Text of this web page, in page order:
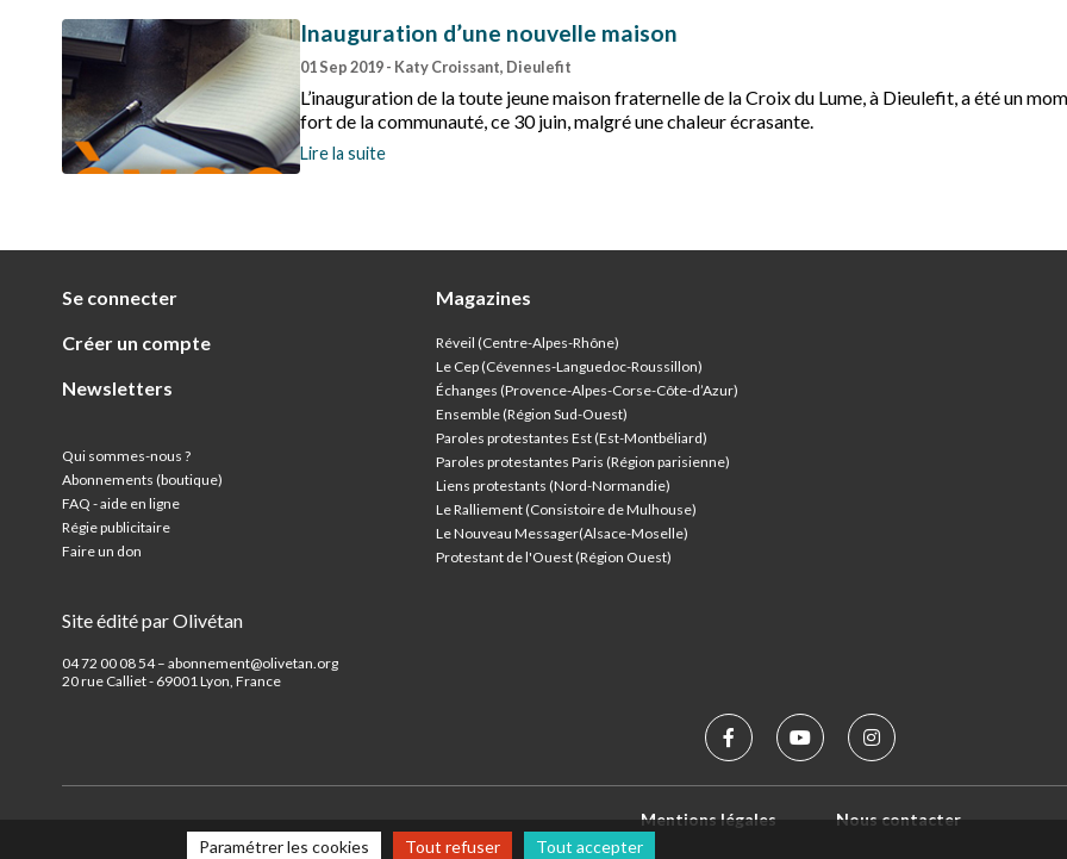
Inauguration d’une nouvelle maison
01 Sep 2019- Katy Croissant, Dieulefit
L’inauguration de la toute jeune maison fraternelle de la Croix du Lume, à Dieulefit, a été un
fort de la communauté, ce 30 juin, malgré une chaleur écrasante.
Lire la suite
Se connecter
Créer un compte
Newsletters
Qui sommes-nous ?
Abonnements (boutique)
FAQ - aide en ligne
Régie publicitaire
Faire un don
Site édité par Olivétan
04 72 00 08 54 – abonnement@olivetan.org
20 rue Calliet - 69001 Lyon, France
Magazines
Réveil (Centre-Alpes-Rhône)
Le Cep (Cévennes-Languedoc-Roussillon)
Échanges (Provence-Alpes-Corse-Côte-d’Azur)
Ensemble (Région Sud-Ouest)
Paroles protestantes Est (Est-Montbéliard)
Paroles protestantes Paris (Région parisienne)
Liens protestants (Nord-Normandie)
Le Ralliement (Consistoire de Mulhouse)
Le Nouveau Messager(Alsace-Moselle)
Protestant de l'Ouest (Région Ouest)
Mentions légales
Nous contacter
Paramétrer les cookies
Tout refuser Tout accepter